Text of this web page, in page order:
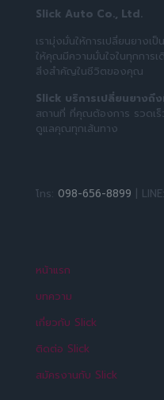
Slick Auto Co., Ltd.
เรามุ่งมั่นให้การเปลี่ยนยางเ
ให้คุณมีความมั่นใจในทุกการเ
สิ่งสำคัญในชีวิตของคุณ
Slick บริการเปลี่ยนยางถึ
สถานที่ ที่คุณต้องการ รวดเ
ดูแลคุณทุกเส้นทาง
โทร: 098-656-8899 | LINE:
หน้าแรก
บทความ
เกี่ยวกับ Slick
ติดต่อ Slick
สมัครงานกับ Slick